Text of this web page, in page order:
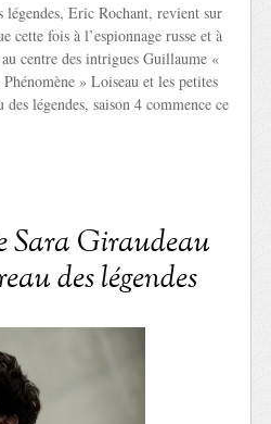
légendes, Eric Rochant, revient sur
cette fois à l’espionnage russe et à
centre des intrigues Guillaume «
» Loiseau et les petites
légendes, saison 4 commence ce
Sara Giraudeau
des légendes